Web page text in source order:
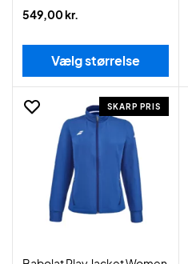
549,00 kr.
Vælg størrelse
SKARP PRIS